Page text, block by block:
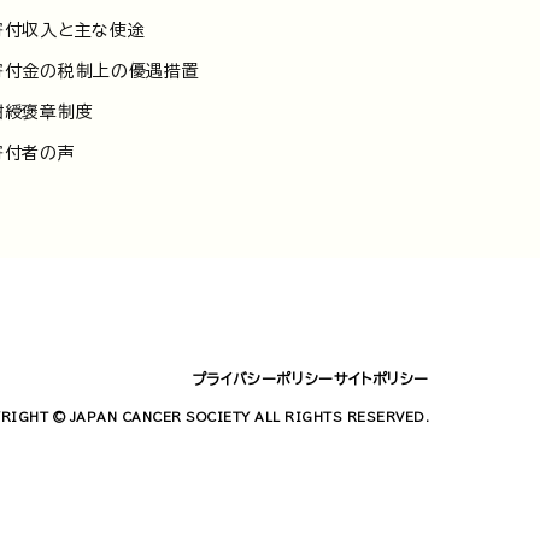
付収入と主な使途
付金の税制上の優遇措置
綬褒章制度
付者の声
プライバシーポリシーサイトポリシー
© JAPAN CANCER SOCIETY ALL RIGHTS RESERVED.